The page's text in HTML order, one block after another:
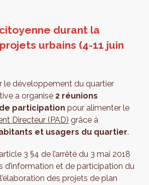
durant la
urbains (4-11 juin
le développement du quartier
a organisé 2 réunions
participation pour alimenter le
Directeur (PAD) grâce à
et usagers du quartier.
3 §4 de l’arrêté du 3 mai 2018
d’information et de participation du
des projets de plan